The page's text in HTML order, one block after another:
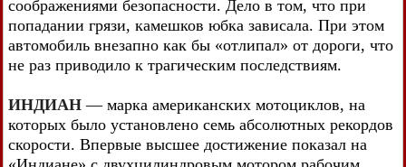
соображениями безопасности. Дело в том, что при
попадании грязи, камешков юбка зависала. При этом
автомобиль внезапно как бы «отлипал» от дороги, что
не раз приводило к трагическим последствиям.
ИНДИАН — марка американских мотоциклов, на
которых было установлено семь абсолютных рекордов
скорости. Впервые высшее достижение показал на